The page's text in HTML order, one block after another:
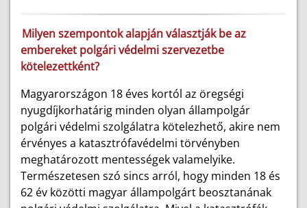
Milyen szempontok alapján választják be az
embereket polgári védelmi szervezetbe
kötelezettként?
Magyarországon 18 éves kortól az öregségi
nyugdíjkorhatárig minden olyan állampolgár
polgári védelmi szolgálatra kötelezhető, akire nem
érvényes a katasztrófavédelmi törvényben
meghatározott mentességek valamelyike.
Természetesen szó sincs arról, hogy minden 18 és
62 év közötti magyar állampolgárt beosztanának